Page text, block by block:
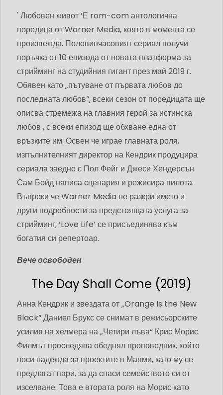
' Любовен живот ’Е rom-com антологична
поредица от Warner Media, която в момента се
произвежда. Половинчасовият сериал получи
поръчка от 10 епизода от новата платформа за
стрийминг на студийния гигант през май 2019 г.
Обявен като „пътуване от първата любов до
последната любов“, всеки сезон от поредицата ще
описва стремежа на главния герой за истинска
любов , с всеки епизод ще обхване една от
връзките им. Освен че играе главната роля,
изпълнителният директор на Кендрик продуцира
сериала заедно с Пол Фейг и Джеси Хендерсън.
Сам Бойд написа сценария и режисира пилота.
Въпреки че Warner Media не разкри името и
други подробности за предстоящата услуга за
стрийминг, ‘Love Life’ се присъединява към
богатия си репертоар.
Вече освободен
The Day Shall Come (2019)
Анна Кендрик и звездата от „Orange Is the New
Black“ Даниел Брукс се снимат в режисьорските
усилия на хелмера на „Четири лъва“ Крис Морис.
Филмът проследява обеднял проповедник, който
носи надежда за проектите в Маями, като му се
предлагат пари, за да спаси семейството си от
изселване. Това е втората роля на Морис като